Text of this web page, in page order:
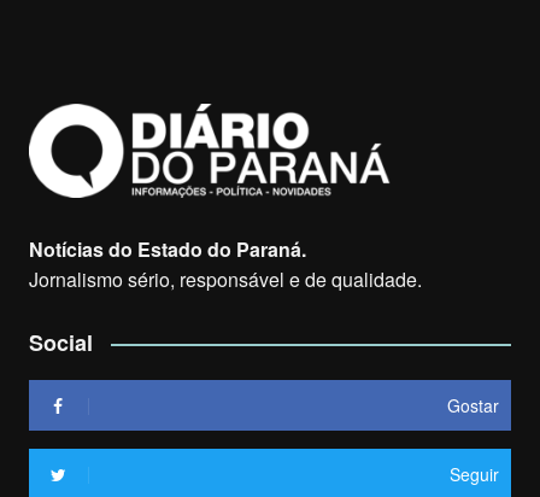
Notícias do Estado do Paraná.
Jornalismo sério, responsável e de qualidade.
Social
Gostar
Seguir